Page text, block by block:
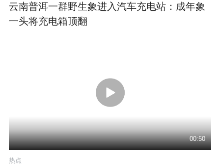
云南普洱一群野生象进入汽车充电站：成年象
一头将充电箱顶翻
00:50
热点